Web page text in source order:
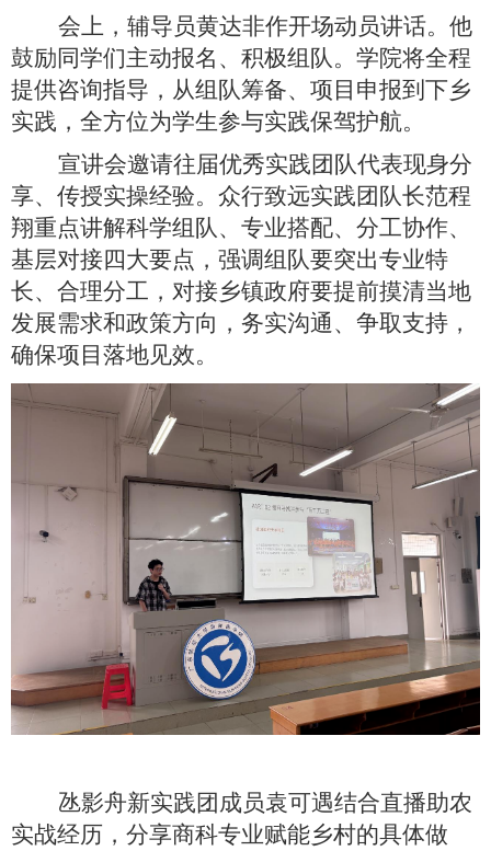
会上，辅导员黄达非作开场动员讲话。他
鼓励同学们主动报名、积极组队。学院将全程
提供咨询指导，从组队筹备、项目申报到下乡
实践，全方位为学生参与实践保驾护航。
宣讲会邀请往届优秀实践团队代表现身分
享、传授实操经验。众行致远实践团队长范程
翔重点讲解科学组队、专业搭配、分工协作、
基层对接四大要点，强调组队要突出专业特
长、合理分工，对接乡镇政府要提前摸清当地
发展需求和政策方向，务实沟通、争取支持，
确保项目落地见效。
氹影舟新实践团成员袁可遇结合直播助农
实战经历，分享商科专业赋能乡村的具体做